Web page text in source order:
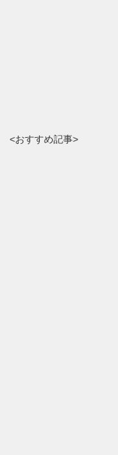
<おすすめ記事>